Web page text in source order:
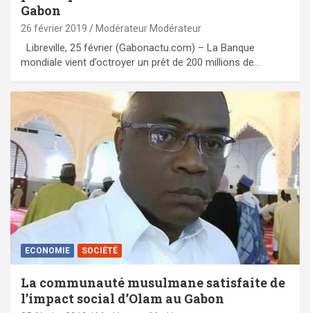
Gabon
26 février 2019 Modérateur Modérateur
Libreville, 25 février (Gabonactu.com) – La Banque
mondiale vient d’octroyer un prêt de 200 millions de…
ECONOMIE SOCIÉTÉ
La communauté musulmane satisfaite de
l’impact social d’Olam au Gabon